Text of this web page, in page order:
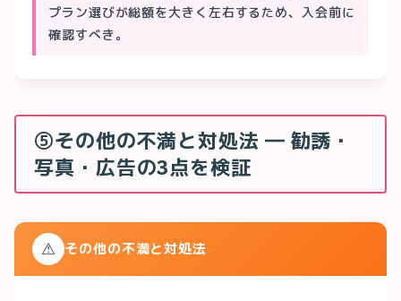
プラン選びが総額を大きく左右するため、入会前に
確認すべき。
⑤その他の不満と対処法 ― 勧誘・
写真・広告の3点を検証
⚠ その他の不満と対処法